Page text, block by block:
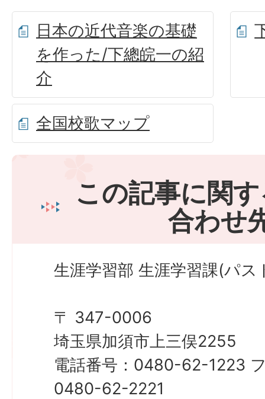
日本の近代音楽の基礎
を作った/下總皖一の紹
介
全国校歌マップ
この記事に関
合わせ
生涯学習部 生涯学習課(パス
〒 347-0006
埼玉県加須市上三俣2255
電話番号：0480-62-1223
0480-62-2221